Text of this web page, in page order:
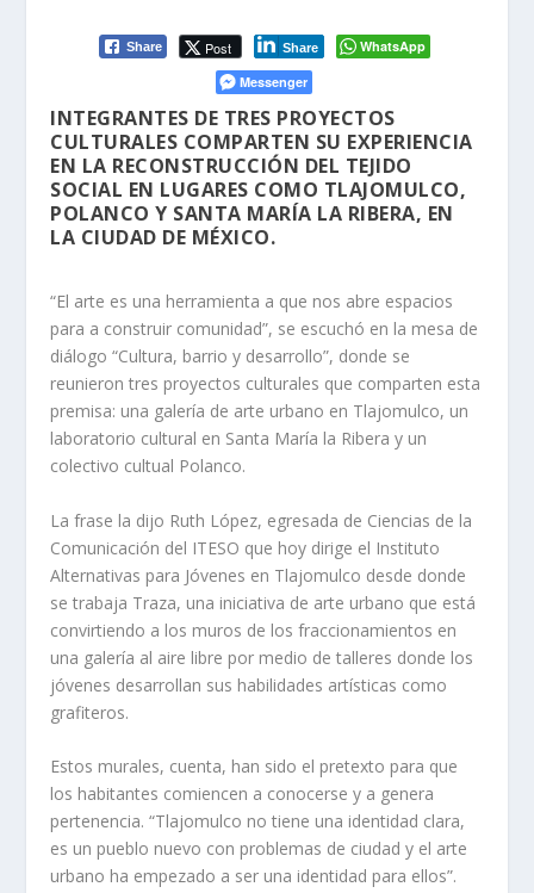
Share Post Share
WhatsApp
Messenger
INTEGRANTES DE TRES PROYECTOS
CULTURALES COMPARTEN SU EXPERIENCIA
EN LA RECONSTRUCCIÓN DEL TEJIDO
SOCIAL EN LUGARES COMO TLAJOMULCO,
POLANCO Y SANTA MARÍA LA RIBERA, EN
LA CIUDAD DE MÉXICO.
“El arte es una herramienta a que nos abre espacios
para a construir comunidad”, se escuchó en la mesa de
diálogo “Cultura, barrio y desarrollo”, donde se
reunieron tres proyectos culturales que comparten esta
premisa: una galería de arte urbano en Tlajomulco, un
laboratorio cultural en Santa María la Ribera y un
colectivo cultual Polanco.
La frase la dijo Ruth López, egresada de Ciencias de la
Comunicación del ITESO que hoy dirige el Instituto
Alternativas para Jóvenes en Tlajomulco desde donde
se trabaja Traza, una iniciativa de arte urbano que está
convirtiendo a los muros de los fraccionamientos en
una galería al aire libre por medio de talleres donde los
jóvenes desarrollan sus habilidades artísticas como
grafiteros.
Estos murales, cuenta, han sido el pretexto para que
los habitantes comiencen a conocerse y a genera
pertenencia. “Tlajomulco no tiene una identidad clara,
es un pueblo nuevo con problemas de ciudad y el arte
urbano ha empezado a ser una identidad para ellos”.